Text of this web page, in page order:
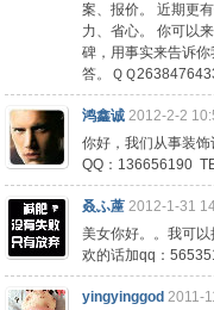
案、报价。 近期更
力、省心。 你可以
碑，用事实来告诉
答。ＱＱ
鸿鑫诚 2012-2-2
你好，我们从事装
QQ：136656190
叒ふ蓙 2012-1-31
美女你好。。我可
欢的话加qq：
yingyinggod 2011-